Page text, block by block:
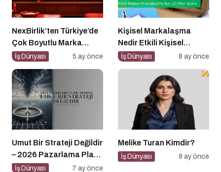
NexBirlik’ten Türkiye’de
Çok Boyutlu Marka
Hamlesi
İş Dünyası 5 ay önce
Kişisel Markalaşma
Nedir Etkili Kişisel
Markalaşma için 10 Altın
İş Dünyası 8 ay önce
Umut Bir Strateji Değildir
– 2026 Pazarlama Planı
Rehberi
İş Dünyası 7 ay önce
Melike Turan Kimdir?
İş Dünyası 9 ay önce